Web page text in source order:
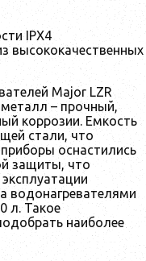
IPX4
высококачественных
Major LZR
– прочный,
коррозии. Емкость
стали, что
оснастились
защиты, что
водонагревателями
л. Такое
наиболее